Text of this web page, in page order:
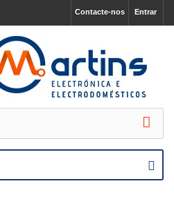
Entrar
Contacte-nos